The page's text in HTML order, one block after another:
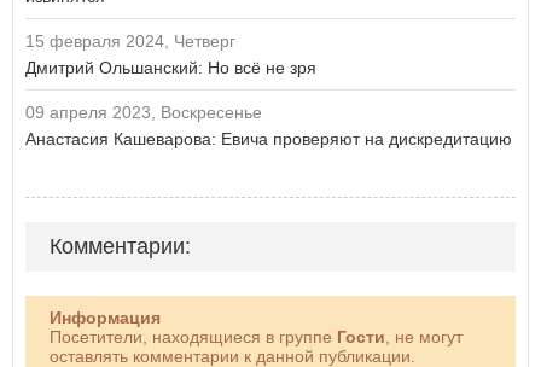
15 февраля 2024, Четверг
Дмитрий Ольшанский: Но всё не зря
09 апреля 2023, Воскресенье
Анастасия Кашеварова: Евича проверяют на дискредитацию
Комментарии:
Информация
Посетители, находящиеся в группе Гости , не могут
оставлять комментарии к данной публикации.